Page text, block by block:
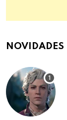
NOVIDADES